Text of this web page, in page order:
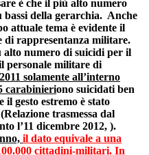
è che il più alto numero
della gerarchia. Anche
attuale tema è evidente il
di rappresentanza militare.
alto numero di suicidi per il
personale militare di
solamente all’interno
carabinieriono suicidati ben
il gesto estremo è stato
trasmessa dal
l’11 dicembre 2012, ).
il dato equivale a una
cittadini-militari. In